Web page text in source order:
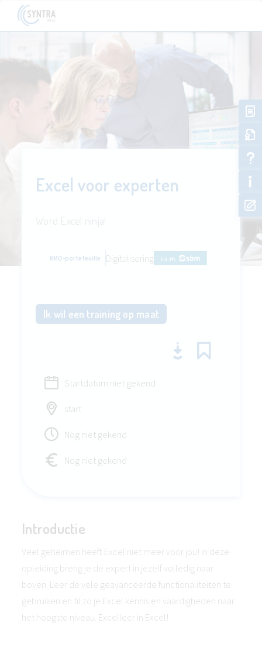
Excel voor experten
KMO-portefeuille Digitalisering
Ik wil een training op maat
Startdatum niet gekend
start
Nog niet gekend
Nog niet gekend
Introductie
Veel geheimen heeft Excel niet meer voor jou! In deze
opleiding breng je de expert in jezelf volledig naar
boven. Leer de vele geavanceerde functionaliteiten te
gebruiken en til zo je Excel kennis en vaardigheden naar
het hoogste niveau. Excelleer in Excel!